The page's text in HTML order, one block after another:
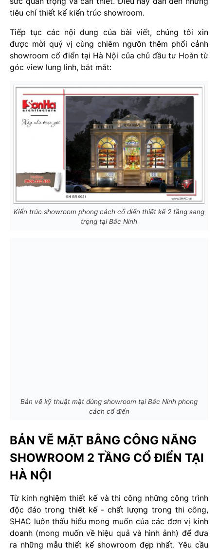
tiêu chí thiết kế kiến trúc showroom.
Tiếp tục các nội dung của bài viết, chúng tôi xin
được mời quý vị cùng chiêm ngưỡn thêm phối cảnh
showroom cổ điển tại Hà Nội của chủ đầu tư Hoàn từ
góc view lung linh, bắt mắt:
Kiến trúc showroom phong cách cổ điển thiết kế 2 tầng sang
trọng tại Bắc Ninh
Bản vẽ kỹ thuật mặt đứng showroom tại Bắc Ninh phong
cách cổ điển
BẢN VẼ MẶT BẰNG CÔNG NĂNG
SHOWROOM 2 TẦNG CỔ ĐIỂN TẠI
HÀ NỘI
Từ kinh nghiệm thiết kế và thi công những công trình
độc đáo trong thiết kế - chất lượng trong thi công,
SHAC luôn thấu hiểu mong muốn của các đơn vị kinh
doanh (mong muốn về hiệu quả và hình ảnh) để đưa
ra những mẫu thiết kế showroom đẹp nhất. Yêu cầu